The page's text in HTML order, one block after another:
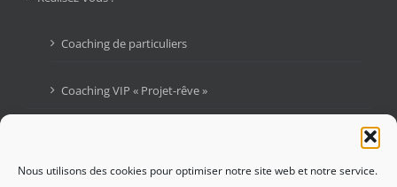
Nous utilisons des cookies pour optimiser notre site web et notre service.
Coaching de particuliers
Coaching VIP « Projet-rêve »
Blogue : Graines d’Audace